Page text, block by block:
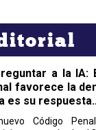
a la IA:
favorece la
es su
Código